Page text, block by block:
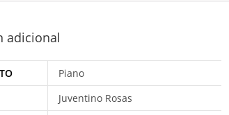
adicional
Piano
Juventino Rosas